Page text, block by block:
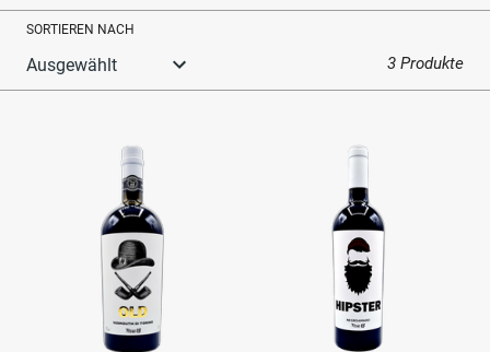
l
SORTIEREN NACH
3 Produkte